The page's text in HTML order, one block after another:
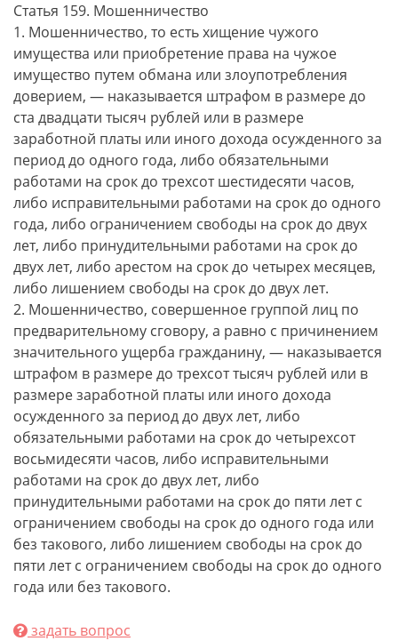
Статья 159. Мошенничество
1. Мошенничество, то есть хищение чужого
имущества или приобретение права на чужое
имущество путем обмана или злоупотребления
доверием, — наказывается штрафом в размере до
ста двадцати тысяч рублей или в размере
заработной платы или иного дохода осужденного за
период до одного года, либо обязательными
работами на срок до трехсот шестидесяти часов,
либо исправительными работами на срок до одного
года, либо ограничением свободы на срок до двух
лет, либо принудительными работами на срок до
двух лет, либо арестом на срок до четырех месяцев,
либо лишением свободы на срок до двух лет.
2. Мошенничество, совершенное группой лиц по
предварительному сговору, а равно с причинением
значительного ущерба гражданину, — наказывается
штрафом в размере до трехсот тысяч рублей или в
размере заработной платы или иного дохода
осужденного за период до двух лет, либо
обязательными работами на срок до четырехсот
восьмидесяти часов, либо исправительными
работами на срок до двух лет, либо
принудительными работами на срок до пяти лет с
ограничением свободы на срок до одного года или
без такового, либо лишением свободы на срок до
пяти лет с ограничением свободы на срок до одного
года или без такового.
задать вопрос